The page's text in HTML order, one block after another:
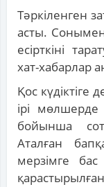
Тәркіленген
асты.
есірткіні
хат-хабарлар
Қос күдіктіге
ірі мөлшерде
бойынша
Аталған
мерзімге